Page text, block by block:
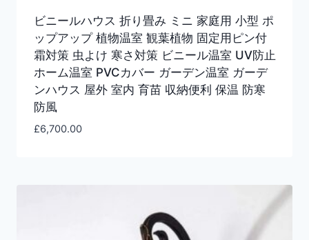
ビニールハウス 折り畳み ミニ 家庭用 小型 ポ
ップアップ 植物温室 観葉植物 固定用ピン付
霜対策 虫よけ 寒さ対策 ビニール温室 UV防止
ホーム温室 PVCカバー ガーデン温室 ガーデ
ンハウス 屋外 室内 育苗 収納便利 保温 防寒
防風
£6,700.00